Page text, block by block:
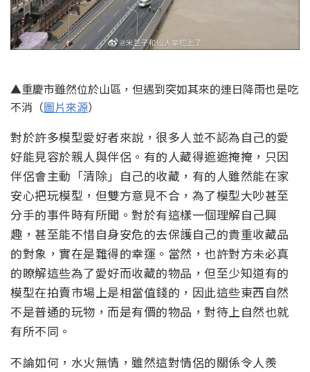
▲重慶市雖然位於山區，但遇到突如其來的連日降雨也是吃
不消（圖片來源）
對於許多模型愛好者來說，很多人並不認為自己的愛
好能見容於親人與伴侶。有的人藏得遮遮掩掩，只因
伴侶會主動「清除」自己的收藏，有的人雖然能在家
安心把玩模型，但雙方意見不合，為了模型大吵甚至
分手的事件時有所聞。對於有這樣一個理解自己興
趣，甚至能不惜自身安危的去保護自己的貴重收藏品
的對象，實在是難得的幸運。當然，也許對方未必真
的瞭解這些為了愛好而收藏的物品，但至少知道有的
模型在拍賣市場上是相當值錢的，因此這些東西自然
不是普通的玩物，而是有價的物品，對待上自然也就
有所不同。
不論如何，水火無情，雖然這對情侶的關係令人羨